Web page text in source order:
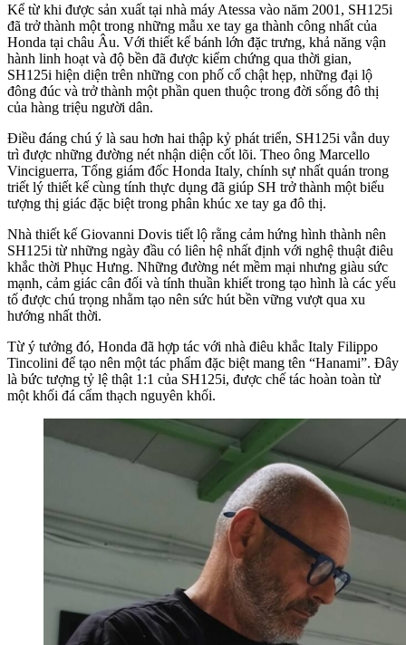
Kể từ khi được sản xuất tại nhà máy Atessa vào năm 2001, SH125i
đã trở thành một trong những mẫu xe tay ga thành công nhất của
Honda tại châu Âu. Với thiết kế bánh lớn đặc trưng, khả năng vận
hành linh hoạt và độ bền đã được kiểm chứng qua thời gian,
SH125i hiện diện trên những con phố cổ chật hẹp, những đại lộ
đông đúc và trở thành một phần quen thuộc trong đời sống đô thị
của hàng triệu người dân.
Điều đáng chú ý là sau hơn hai thập kỷ phát triển, SH125i vẫn duy
trì được những đường nét nhận diện cốt lõi. Theo ông Marcello
Vinciguerra, Tổng giám đốc Honda Italy, chính sự nhất quán trong
triết lý thiết kế cùng tính thực dụng đã giúp SH trở thành một biểu
tượng thị giác đặc biệt trong phân khúc xe tay ga đô thị.
Nhà thiết kế Giovanni Dovis tiết lộ rằng cảm hứng hình thành nên
SH125i từ những ngày đầu có liên hệ nhất định với nghệ thuật điêu
khắc thời Phục Hưng. Những đường nét mềm mại nhưng giàu sức
mạnh, cảm giác cân đối và tính thuần khiết trong tạo hình là các yếu
tố được chú trọng nhằm tạo nên sức hút bền vững vượt qua xu
hướng nhất thời.
Từ ý tưởng đó, Honda đã hợp tác với nhà điêu khắc Italy Filippo
Tincolini để tạo nên một tác phẩm đặc biệt mang tên “Hanami”. Đây
là bức tượng tỷ lệ thật 1:1 của SH125i, được chế tác hoàn toàn từ
một khối đá cẩm thạch nguyên khối.